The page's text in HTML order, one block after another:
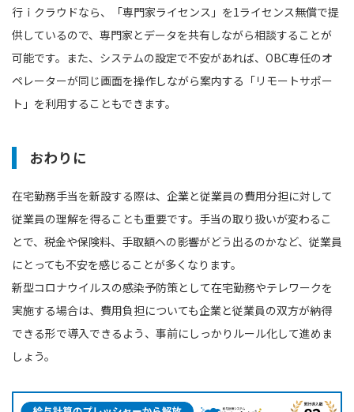
行ｉクラウドなら、「専門家ライセンス」を1ライセンス無償で提
供しているので、専門家とデータを共有しながら相談することが
可能です。また、システムの設定で不安があれば、OBC専任のオ
ペレーターが同じ画面を操作しながら案内する「リモートサポー
ト」を利用することもできます。
おわりに
在宅勤務手当を新設する際は、企業と従業員の費用分担に対して
従業員の理解を得ることも重要です。手当の取り扱いが変わるこ
とで、税金や保険料、手取額への影響がどう出るのかなど、従業員
にとっても不安を感じることが多くなります。
新型コロナウイルスの感染予防策として在宅勤務やテレワークを
実施する場合は、費用負担についても企業と従業員の双方が納得
できる形で導入できるよう、事前にしっかりルール化して進めま
しょう。